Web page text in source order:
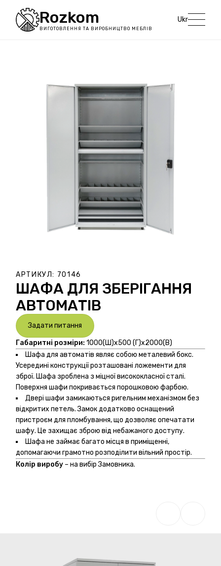
Rozkom
ВИГОТОВЛЕННЯ ТА ВИРОБНИЦТВО МЕБЛІВ
Ukr
АРТИКУЛ: 70146
ШАФА ДЛЯ ЗБЕРІГАННЯ
АВТОМАТІВ
Задати питання
Габаритні розміри: 1000(Ш)х500 (Г)х2000(В)
Шафа для автоматів являє собою металевий бокс.
Усередині конструкції розташовані ложементи для
зброї. Шафа зроблена з міцної висококласної сталі.
Поверхня шафи покривається порошковою фарбою.
Двері шафи замикаються ригельним механізмом без
відкритих петель. Замок додатково оснащений
пристроєм для пломбування, що дозволяє опечатати
шафу. Це захищає зброю від небажаного доступу.
Шафа не займає багато місця в приміщенні,
допомагаючи грамотно розподілити вільний простір.
Колір виробу – на вибір Замовника.